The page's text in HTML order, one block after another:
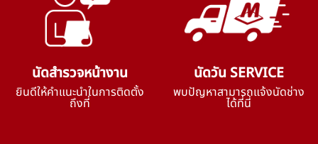
นัดสำรวจหน้างาน
ยินดีให้คำแนะนำในการติดตั้ง
ถึงที่
นัดวัน SERVICE
พบปัญหาสามารถแจ้งนัดช่าง
ได้ที่นี่